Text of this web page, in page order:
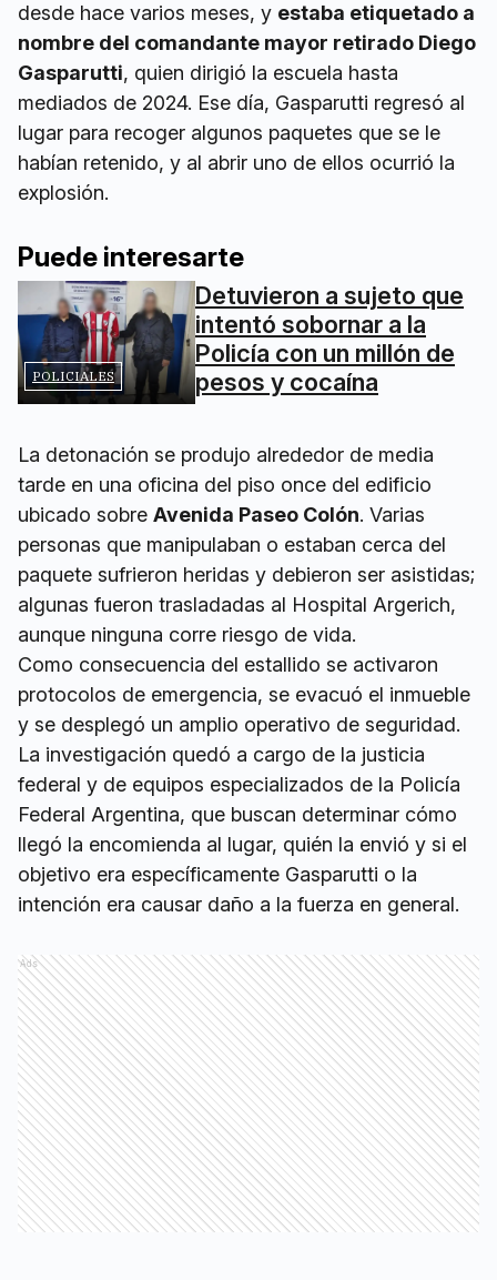
desde hace varios meses, y estaba etiquetado a
nombre del comandante mayor retirado Diego
Gasparutti, quien dirigió la escuela hasta
mediados de 2024. Ese día, Gasparutti regresó al
lugar para recoger algunos paquetes que se le
habían retenido, y al abrir uno de ellos ocurrió la
explosión.
Puede interesarte
POLICIALES
Detuvieron a sujeto que
intentó sobornar a la
Policía con un millón de
pesos y cocaína
La detonación se produjo alrededor de media
tarde en una oficina del piso once del edificio
ubicado sobre Avenida Paseo Colón. Varias
personas que manipulaban o estaban cerca del
paquete sufrieron heridas y debieron ser asistidas;
algunas fueron trasladadas al Hospital Argerich,
aunque ninguna corre riesgo de vida.
Como consecuencia del estallido se activaron
protocolos de emergencia, se evacuó el inmueble
y se desplegó un amplio operativo de seguridad.
La investigación quedó a cargo de la justicia
federal y de equipos especializados de la Policía
Federal Argentina, que buscan determinar cómo
llegó la encomienda al lugar, quién la envió y si el
objetivo era específicamente Gasparutti o la
intención era causar daño a la fuerza en general.
Ads